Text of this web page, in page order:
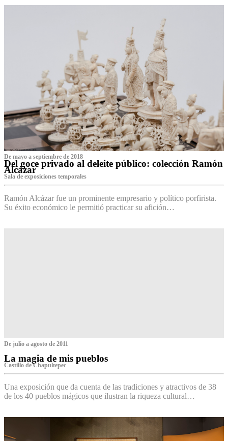
De mayo a septiembre de 2018
Del goce privado al deleite público: colección Ramón
Alcázar
Sala de exposiciones temporales
Ramón Alcázar fue un prominente empresario y político porfirista.
Su éxito económico le permitió practicar su afición…
De julio a agosto de 2011
La magia de mis pueblos
Castillo de Chapultepec
Una exposición que da cuenta de las tradiciones y atractivos de 38
de los 40 pueblos mágicos que ilustran la riqueza cultural…